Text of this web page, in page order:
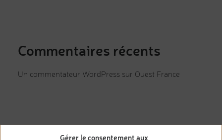
Gérer le consentement aux
Commentaires récents
Un commentateur WordPress sur Ouest France
Archives